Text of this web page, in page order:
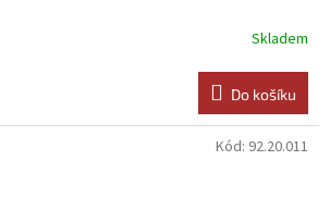
Skladem
Do košíku
Kód: 92.20.011